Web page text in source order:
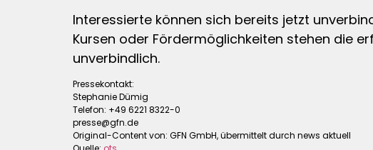
Interessierte können sich bereits jetzt
Kursen oder Fördermöglichkeiten stehen die
unverbindlich.
Pressekontakt:
Stephanie Dümig
Telefon: +49 6221 8322-0
presse@gfn.de
Original-Content von: GFN GmbH, übermittelt durch news aktuell